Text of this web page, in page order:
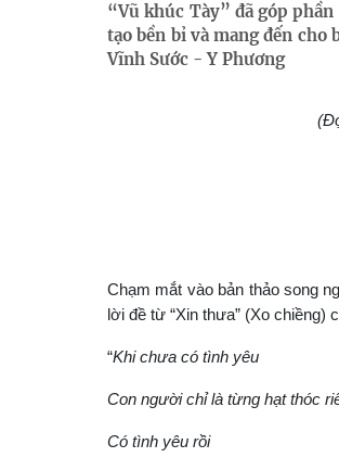
“Vũ khúc Tày” đã góp
tạo bền bỉ và mang đến cho
Vĩnh Sước - Y Phương
Chạm mắt vào bản thảo song
lời đề từ “Xin thưa” (Xo chiềng)
“Khi chưa có tình yêu
Con người chỉ là từng hạt thóc
Có tình yêu rồi